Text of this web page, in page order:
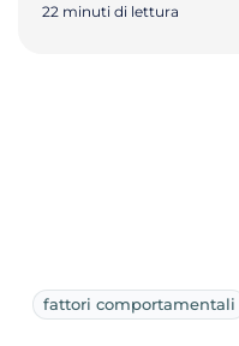
22 minuti di lettura
fattori comportamentali